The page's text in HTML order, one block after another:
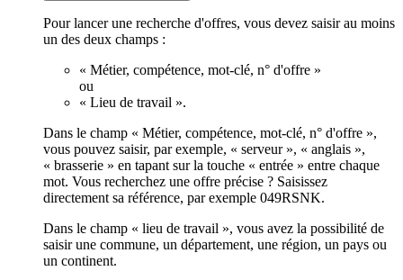
Pour lancer une recherche d'offres, vous devez saisir au moins
un des deux champs :
« Métier, compétence, mot-clé, n° d'offre »
ou
« Lieu de travail ».
Dans le champ « Métier, compétence, mot-clé, n° d'offre »,
vous pouvez saisir, par exemple, « serveur », « anglais »,
« brasserie » en tapant sur la touche « entrée » entre chaque
mot. Vous recherchez une offre précise ? Saisissez
directement sa référence, par exemple 049RSNK.
Dans le champ « lieu de travail », vous avez la possibilité de
saisir une commune, un département, une région, un pays ou
un continent.